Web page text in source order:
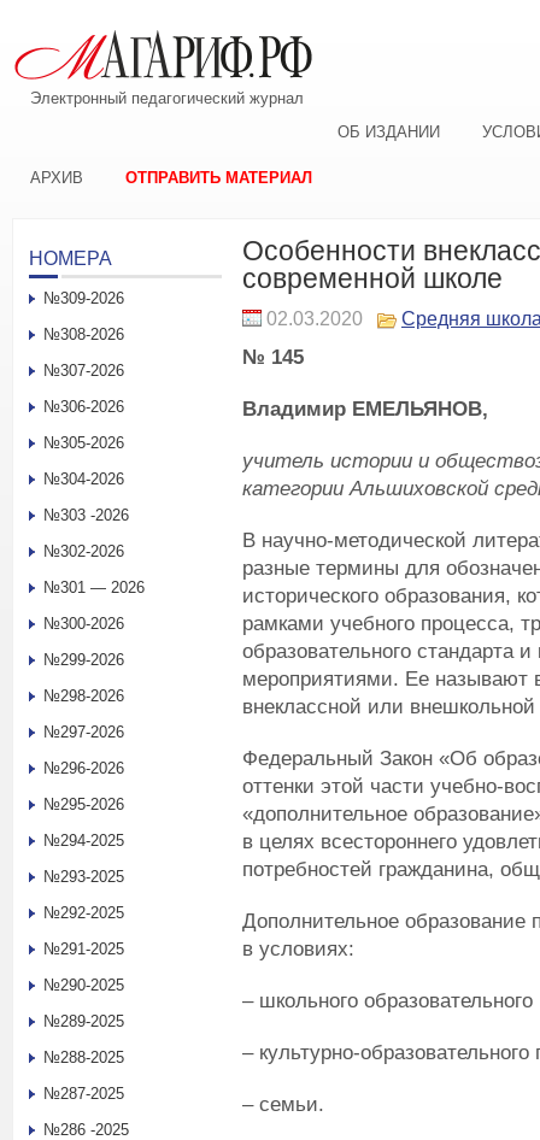
Электронный педагогический журнал
ОБ ИЗДАНИИ
АРХИВ ОТПРАВИТЬ МАТЕРИАЛ
Особенности
современной школе
02.03.2020 Средняя
№ 145
Владимир ЕМЕЛЬЯНОВ,
учитель истории и
категории Альшиховской
В научно-методической
разные термины для
исторического образования,
рамками учебного процесса,
образовательного стандарта
мероприятиями. Ее называют
внеклассной или
Федеральный Закон «Об
оттенки этой части учебно-
«дополнительное
в целях всестороннего
потребностей гражданина,
Дополнительное образование
в условиях:
– школьного образовательного
– культурно-образовательного
– семьи.
НОМЕРА
№309-2026
№308-2026
№307-2026
№306-2026
№305-2026
№304-2026
№303 -2026
№302-2026
№301 — 2026
№300-2026
№299-2026
№298-2026
№297-2026
№296-2026
№295-2026
№294-2025
№293-2025
№292-2025
№291-2025
№290-2025
№289-2025
№288-2025
№287-2025
№286 -2025